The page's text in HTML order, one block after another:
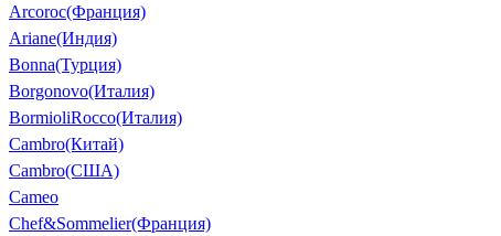
Arcoroc(Франция)
Ariane(Индия)
Bonna(Турция)
Borgonovo(Италия)
BormioliRocco(Италия)
Cambro(Китай)
Cambro(США)
Cameo
Chef&Sommelier(Франция)